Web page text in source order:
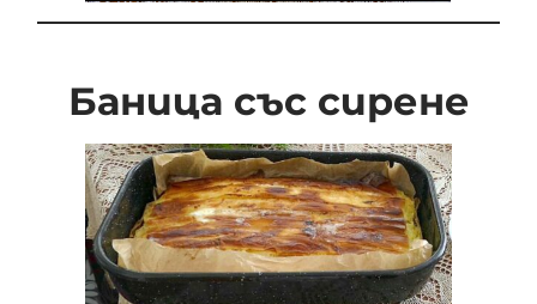
Баница със сирене